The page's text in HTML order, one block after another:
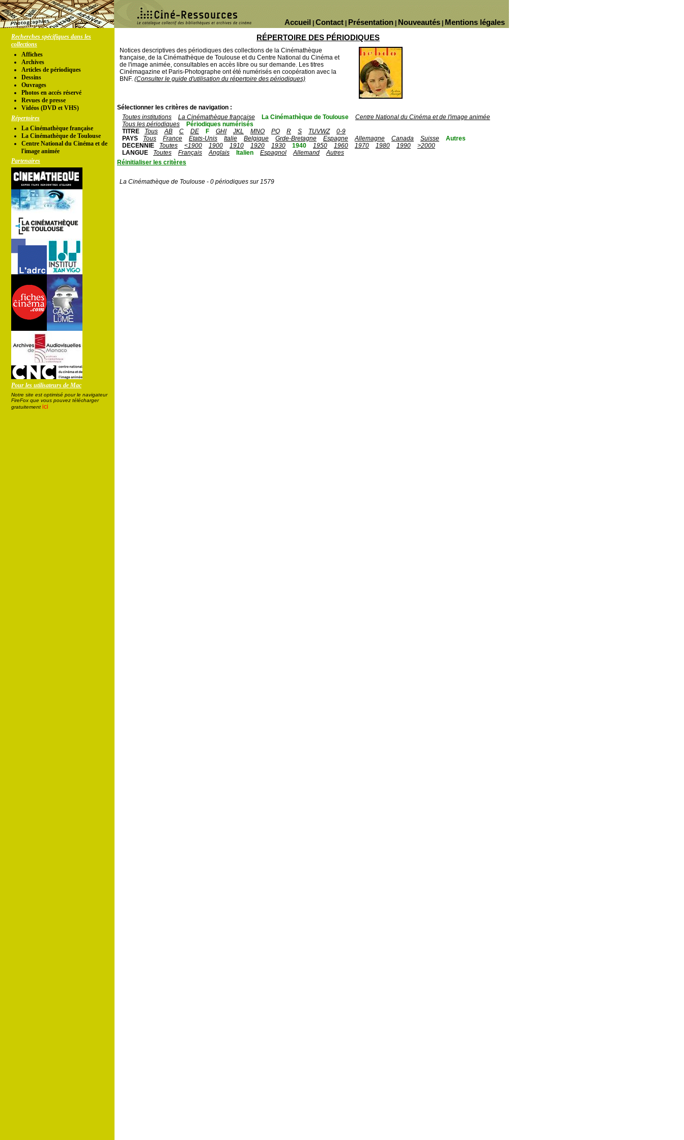
Mentions légales
Nouveautés
Présentation
Contact
Accueil
Recherches spécifiques dans les
collections
Affiches
Archives
Articles de périodiques
Dessins
Ouvrages
Photos en accés réservé
Revues de presse
Vidéos (DVD et VHS)
Répertoires
La Cinémathèque française
La Cinémathèque de Toulouse
Centre National du Cinéma et de
l'image animée
Partenaires
Pour les utilisateurs de Mac
Notre site est optimisé pour le navigateur
FireFox que vous pouvez télécharger
gratuitement ici
RÉPERTOIRE DES PÉRIODIQUES
Notices descriptives des périodiques des collections de la Cinémathèque
française, de la Cinémathèque de Toulouse et du Centre National du Cinéma et
de l'image animée, consultables en accès libre ou sur demande. Les titres
Cinémagazine et Paris-Photographe ont été numérisés en coopération avec la
BNF. (Consulter le guide d'utilisation du répertoire des périodiques)
Sélectionner les critères de navigation :
Toutes institutions
La Cinémathèque française La Cinémathèque de Toulouse
Centre National du Cinéma et de l'image animée
Tous les périodiques
Périodiques numérisés
TITRE
Tous AB C DE F GHI JKL MNO PQ R S TUVWZ
0-9
PAYS
Tous France Etats-Unis Italie Belgique Grde-Bretagne Espagne Allemagne Canada Suisse
Autres
DECENNIE
Toutes <1900 1900 1910 1920 1930 1940 1950 1960 1970 1980 1990
>2000
LANGUE
Toutes Français Anglais Italien Espagnol Allemand
Autres
Réinitialiser les critères
La Cinémathèque de Toulouse - 0 périodiques sur 1579